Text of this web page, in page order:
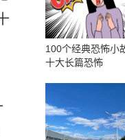
100个经典恐怖小
十大长篇恐怖